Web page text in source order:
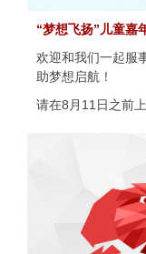
“梦想飞扬”儿童嘉
欢迎和我们一起服
助梦想启航！
请在8月11日之前